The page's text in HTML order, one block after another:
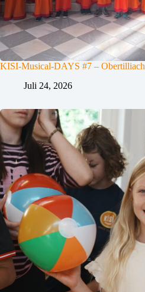
KISI-Musical-DAYS #7 – Obertilliach
Juli 24, 2026